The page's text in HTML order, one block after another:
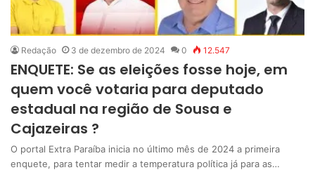
Redação 3 de dezembro de 2024 0 12.547
ENQUETE: Se as eleições fosse hoje, em
quem você votaria para deputado
estadual na região de Sousa e
Cajazeiras ?
O portal Extra Paraíba inicia no último mês de 2024 a primeira
enquete, para tentar medir a temperatura política já para as…